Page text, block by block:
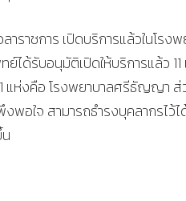
ราชการ เปิดบริการแล้วในโร
ได้รับอนุมัติเปิดให้บริการแล้ว
แห่งคือ โรงพยาบาลศรีธัญญา
พอใจ สามารถธำรงบุคลากรไ